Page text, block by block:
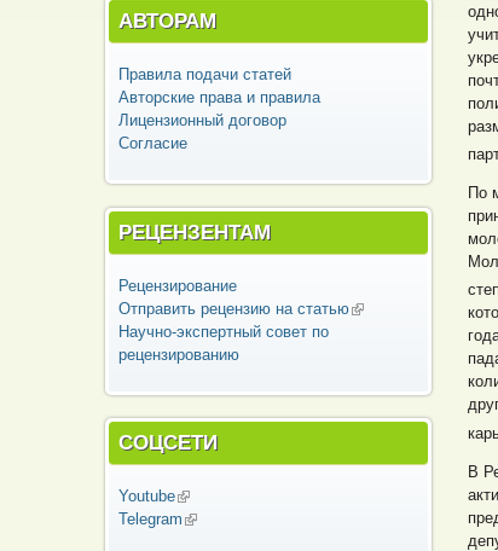
АВТОРАМ
Правила подачи статей
Авторские права и правила
Лицензионный договор
Согласие
РЕЦЕНЗЕНТАМ
Рецензирование
Отправить рецензию на статью(внешняя
Научно-экспертный совет по
рецензированию
СОЦСЕТИ
Youtube(внешняя ссылка)
Telegram (внешняя ссылка)
По
В